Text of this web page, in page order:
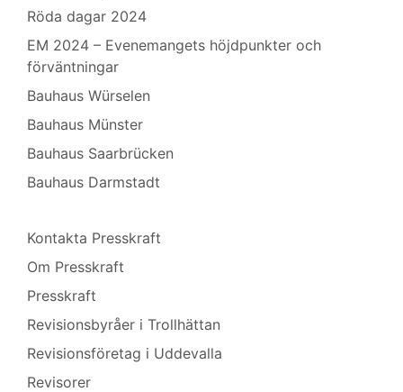
Röda dagar 2024
EM 2024 – Evenemangets höjdpunkter och
förväntningar
Bauhaus Würselen
Bauhaus Münster
Bauhaus Saarbrücken
Bauhaus Darmstadt
Kontakta Presskraft
Om Presskraft
Presskraft
Revisionsbyråer i Trollhättan
Revisionsföretag i Uddevalla
Revisorer